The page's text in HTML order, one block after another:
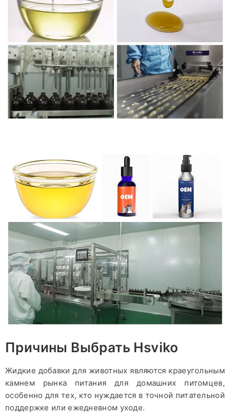
Причины Выбрать Hsviko
Жидкие добавки для животных являются краеугольным
камнем рынка питания для домашних питомцев,
особенно для тех, кто нуждается в точной питательной
поддержке или ежедневном уходе.